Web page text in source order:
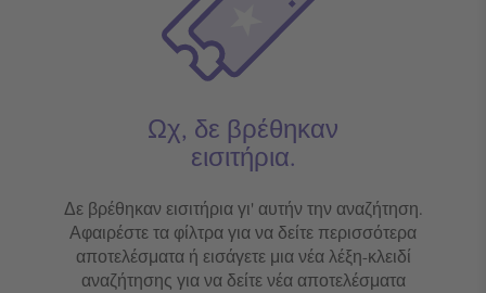
Ωχ, δε βρέθηκαν
εισιτήρια.
Δε βρέθηκαν εισιτήρια γι' αυτήν την αναζήτηση.
Αφαιρέστε τα φίλτρα για να δείτε περισσότερα
αποτελέσματα ή εισάγετε μια νέα λέξη-κλειδί
αναζήτησης για να δείτε νέα αποτελέσματα